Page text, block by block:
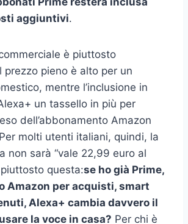
aggiuntivi.
è piuttosto
prezzo pieno è alto per un
mentre l’inclusione in
un tassello in più per
dell’abbonamento Amazon
molti utenti italiani, quindi, la
non sarà “vale 22,99 euro al
piuttosto questa:se ho già Prime,
Amazon per acquisti, smart
Alexa+ cambia davvero il
la voce in casa? Per chi è